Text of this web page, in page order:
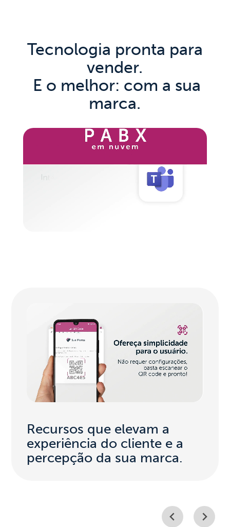
Tecnologia pronta para
vender.
E o melhor: com a sua
marca.
Recursos que elevam a
experiência do cliente e a
percepção da sua marca.